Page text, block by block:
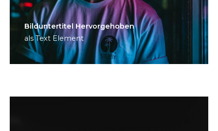
Bild­unter­titel Hervorgehoben
als Text Element